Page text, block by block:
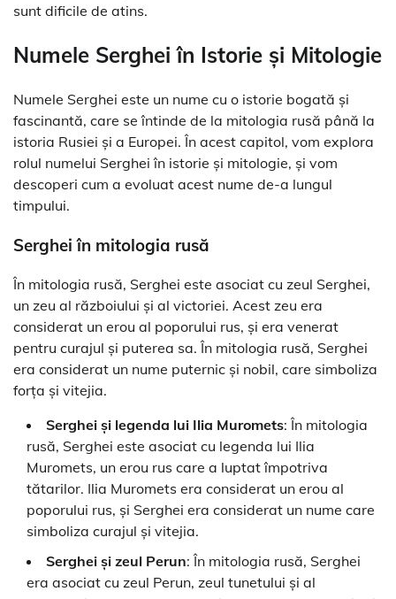
sunt dificile de atins.
Numele Serghei în Istorie și Mitologie
Numele Serghei este un nume cu o istorie bogată și
fascinantă, care se întinde de la mitologia rusă până la
istoria Rusiei și a Europei. În acest capitol, vom explora
rolul numelui Serghei în istorie și mitologie, și vom
descoperi cum a evoluat acest nume de-a lungul
timpului.
Serghei în mitologia rusă
În mitologia rusă, Serghei este asociat cu zeul Serghei,
un zeu al războiului și al victoriei. Acest zeu era
considerat un erou al poporului rus, și era venerat
pentru curajul și puterea sa. În mitologia rusă, Serghei
era considerat un nume puternic și nobil, care simboliza
forța și vitejia.
Serghei și legenda lui Ilia Muromets: În mitologia
rusă, Serghei este asociat cu legenda lui Ilia
Muromets, un erou rus care a luptat împotriva
tătarilor. Ilia Muromets era considerat un erou al
poporului rus, și Serghei era considerat un nume care
simboliza curajul și vitejia.
Serghei și zeul Perun: În mitologia rusă, Serghei
era asociat cu zeul Perun, zeul tunetului și al